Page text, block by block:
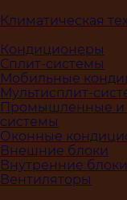
Климатическая
Кондиционеры
Сплит-системы
Мобильные
Мультисплит-
Промышленные и
системы
Оконные
Внешние блоки
Внутренние блоки
Вентиляторы